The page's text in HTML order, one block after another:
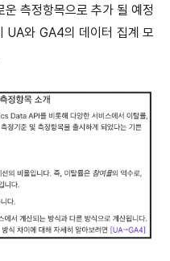
측정항목으로 추가 될 예정
UA와 GA4의 데이터 집계 모